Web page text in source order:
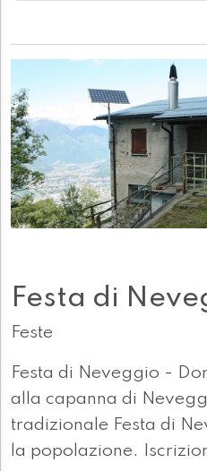
Festa di
Feste
Festa di Neveggio -
alla capanna di
tradizionale Festa di
la popolazione.